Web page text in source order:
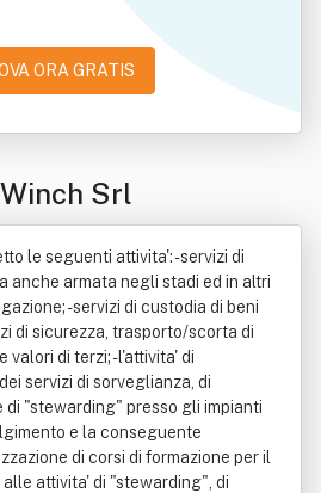
ORA GRATIS
Srl
le seguenti attivita': - servizi di
anche armata negli stadi ed in altri
- servizi di custodia di beni
di sicurezza, trasporto/scorta di
valori di terzi; - l'attivita' di
servizi di sorveglianza, di
di "stewarding" presso gli impianti
e la conseguente
di corsi di formazione per il
attivita' di "stewarding", di